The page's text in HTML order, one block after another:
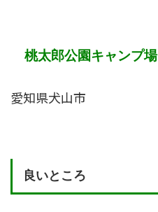
桃太郎公園キャンプ場
愛知県犬山市
良いところ